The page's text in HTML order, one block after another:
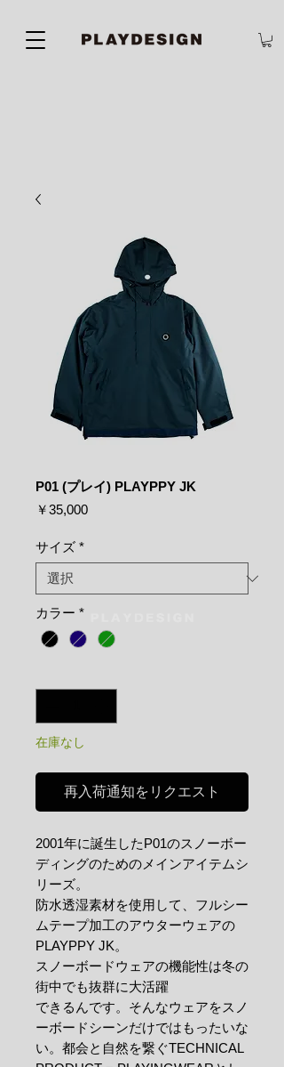
P01 (プレイ) PLAYPPY JK
￥35,000価
サイズ *
カラー *
在庫なし
再入荷通知をリクエスト
2001年に誕生したP01のスノーボー
ディングのためのメインアイテムシ
リーズ。
防水透湿素材を使用して、フルシー
ムテープ加工のアウターウェアの
PLAYPPY JK。
スノーボードウェアの機能性は冬の
街中でも抜群に大活躍
できるんです。そんなウェアをスノ
ーボードシーンだけではもったいな
い。都会と自然を繋ぐTECHNICAL